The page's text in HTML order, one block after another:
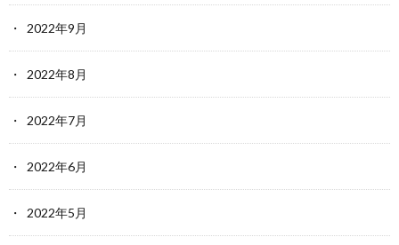
2022年9月
2022年8月
2022年7月
2022年6月
2022年5月